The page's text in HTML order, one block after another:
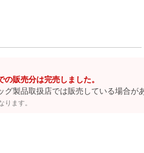
販売分は完売しました。
グ製品取扱店では販売している場合が
ります。